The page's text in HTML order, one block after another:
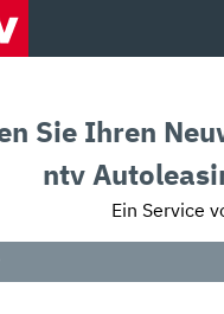
Sie Ihren
ntv
Ein Service